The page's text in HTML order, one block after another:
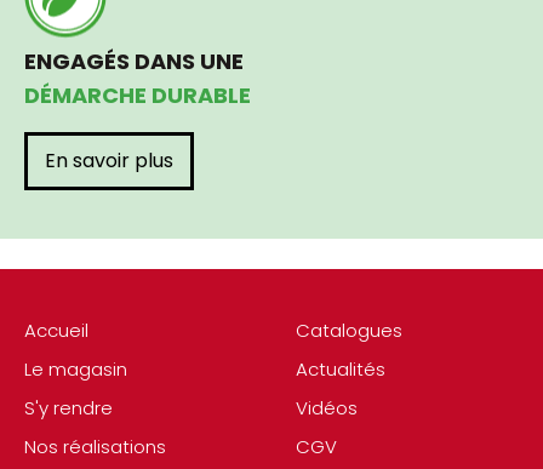
Accueil
Le magasin
S'y rendre
Nos réalisations
Catalogues
Actualités
Vidéos
CGV
ENGAGÉS DANS UNE
DÉMARCHE DURABLE
En savoir plus